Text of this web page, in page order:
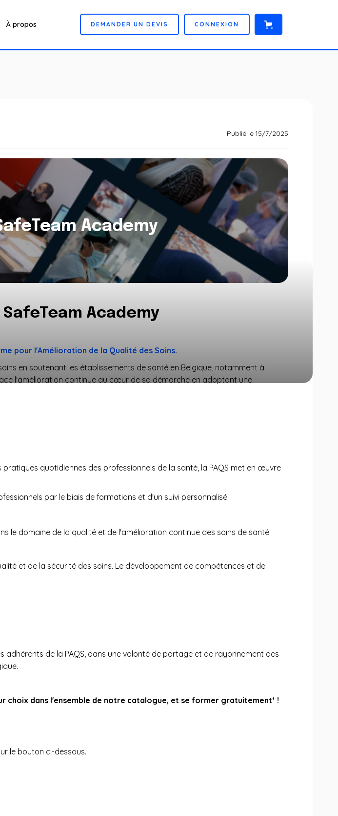
À propos DE MANDE R UN DE VIS CONNE XION
Publié le15/7/2025
Academy
Academy
pour l'Amélioration de la Qualité des Soins.
en soutenant les établissements de santé en Belgique, notamment à
l'amélioration continue au cœur de sa démarche en adoptant une
quotidiennes des professionnels de la santé, la PAQS met en œuvre
par le biais de formations et d'un suivi personnalisé
le domaine de la qualité et de l'amélioration continue des soins de santé
et de la sécurité des soins. Le développement de compétences et de
de la PAQS, dans une volonté de partage et de rayonnement des
choix dans l'ensemble de notre catalogue, et se former gratuitement* !
le bouton ci-dessous.